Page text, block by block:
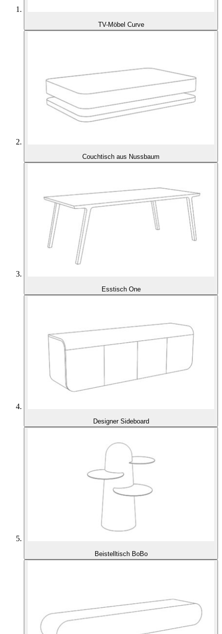
TV-Möbel Curve
Couchtisch aus Nussbaum
Esstisch One
Designer Sideboard
Beistelltisch BoBo